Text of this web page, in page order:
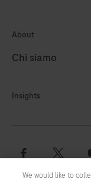
About
Chi siamo
Insights
facebook twitter
We would like to